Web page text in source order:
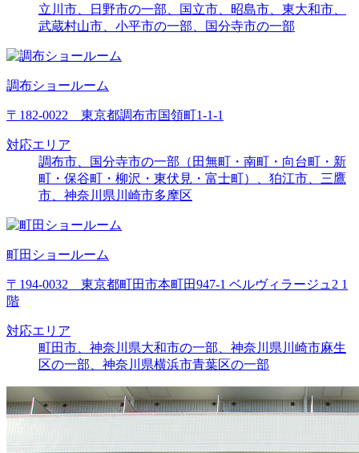
立川市、日野市の一部、国立市、昭島市、東大和市、
武蔵村山市、 小平市の一部 国分寺市の一部
調布ショールーム
〒182-0022 東京都調布市国領町1-1-1
対応エリア
調布市、国分寺市の一部（田無町・南町・向台町・新
町・保谷町・柳沢・東伏見・富士町）、狛江市、三鷹
市、神奈川県川崎市多摩区
町田ショールーム
〒194-0032 東京都町田市本町田947-1 ベルヴィラージュ2 1
階
対応エリア
町田市、神奈川県大和市の一部、神奈川県川崎市麻生
区の一部、神奈川県横浜市青葉区の一部